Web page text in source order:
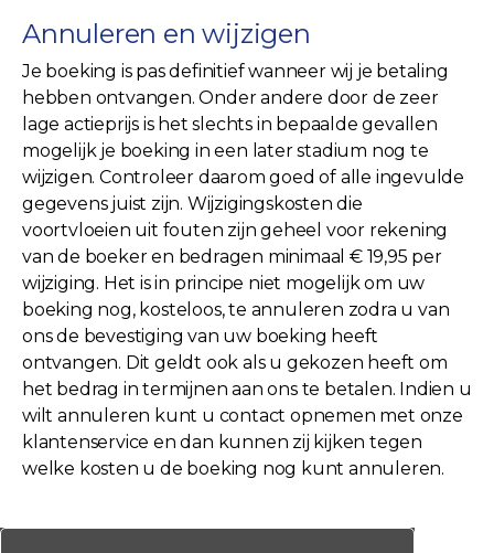
Annuleren en wijzigen
Je boeking is pas definitief wanneer wij je betaling
hebben ontvangen. Onder andere door de zeer
lage actieprijs is het slechts in bepaalde gevallen
mogelijk je boeking in een later stadium nog te
wijzigen. Controleer daarom goed of alle ingevulde
gegevens juist zijn. Wijzigingskosten die
voortvloeien uit fouten zijn geheel voor rekening
van de boeker en bedragen minimaal € 19,95 per
wijziging. Het is in principe niet mogelijk om uw
boeking nog, kosteloos, te annuleren zodra u van
ons de bevestiging van uw boeking heeft
ontvangen. Dit geldt ook als u gekozen heeft om
het bedrag in termijnen aan ons te betalen. Indien u
wilt annuleren kunt u contact opnemen met onze
klantenservice en dan kunnen zij kijken tegen
welke kosten u de boeking nog kunt annuleren.